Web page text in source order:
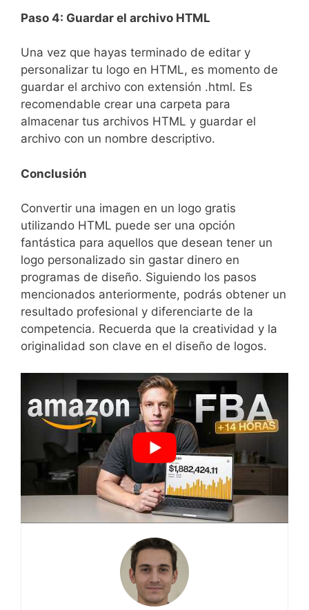
Paso 4: Guardar el archivo HTML
Una vez que hayas terminado de editar y‌
personalizar tu logo en HTML, es momento de
guardar el archivo ‍con extensión .html. Es
recomendable crear una carpeta para
almacenar tus⁣ archivos HTML y guardar el
archivo con un nombre descriptivo.
Conclusión
Convertir una‍ imagen en‍ un logo gratis
utilizando ⁢HTML⁤ puede ser una opción⁢
fantástica para aquellos que desean tener un
logo⁤ personalizado sin gastar dinero en
programas de diseño. Siguiendo los pasos
mencionados anteriormente, podrás obtener un
resultado profesional⁢ y​ diferenciarte de la
competencia. Recuerda que la⁣ creatividad y la
originalidad son clave en el diseño de logos.